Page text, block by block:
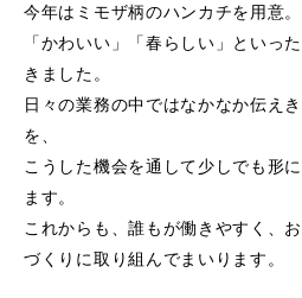
今年はミモザ柄のハンカチを用意。
「かわいい」「春らしい」といっ
きました。
日々の業務の中ではなかなか伝え
を、
こうした機会を通して少しでも形
ます。
これからも、誰もが働きやすく、
づくりに取り組んでまいります。